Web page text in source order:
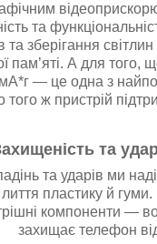
та
та зберігання
пам’яті. А для
— це одна з
того ж пристрій
та
та ударів ми
пластику й
компоненти —
захищає телефон